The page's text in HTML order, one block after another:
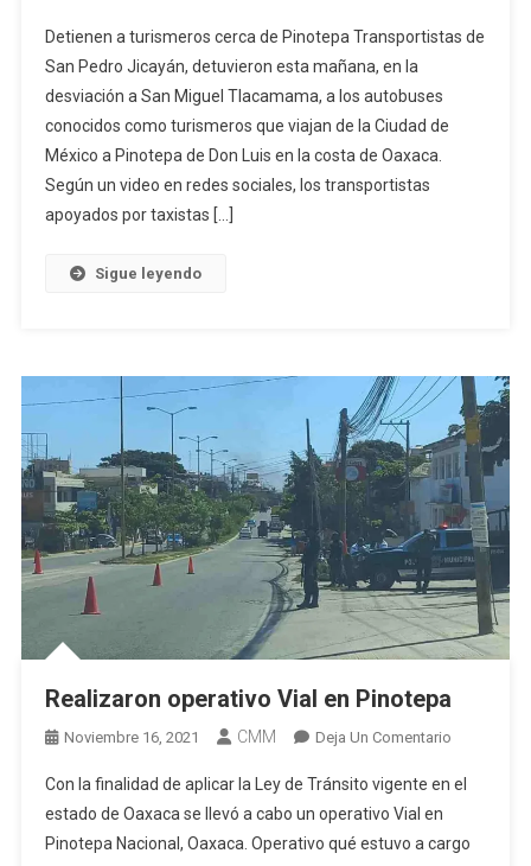
A
Cerca
De
Pinotepa
Detienen a turismeros cerca de Pinotepa Transportistas de
San Pedro Jicayán, detuvieron esta mañana, en la
desviación a San Miguel Tlacamama, a los autobuses
conocidos como turismeros que viajan de la Ciudad de
México a Pinotepa de Don Luis en la costa de Oaxaca.
Según un video en redes sociales, los transportistas
apoyados por taxistas […]
Sigue leyendo
Realizaron operativo Vial en Pinotepa
Noviembre 16, 2021 CMM Deja Un ComentarioEn
Operativo
En
Con la finalidad de aplicar la Ley de Tránsito vigente en el
estado de Oaxaca se llevó a cabo un operativo Vial en
Pinotepa Nacional, Oaxaca. Operativo qué estuvo a cargo